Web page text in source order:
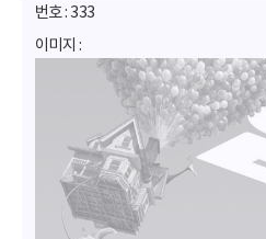
333